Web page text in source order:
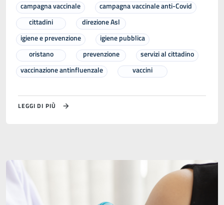
campagna vaccinale
campagna vaccinale anti-Covid
cittadini
direzione Asl
igiene e prevenzione
igiene pubblica
oristano
prevenzione
servizi al cittadino
vaccinazione antinfluenzale
vaccini
LEGGI DI PIÙ